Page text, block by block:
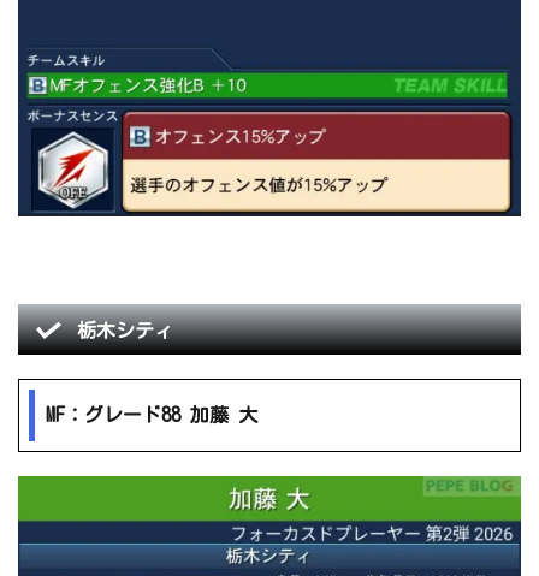
栃木シティ
MF：グレード88 加藤 大